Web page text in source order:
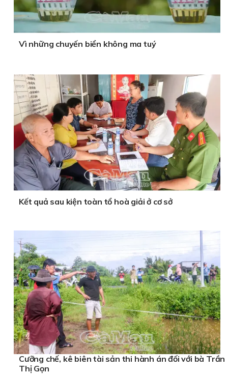
Vì những chuyến biển không ma tuý
Kết quả sau kiện toàn tổ hoà giải ở cơ sở
Cưỡng chế, kê biên tài sản thi hành án đối với bà Trần
Thị Gọn